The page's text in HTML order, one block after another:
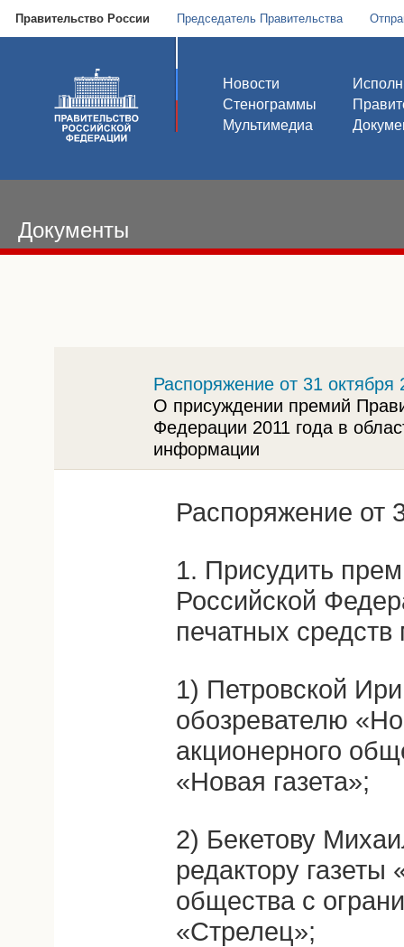
Правительство России Председатель Правительства
Новости
Стенограммы
Мультимедиа
Документы
Распоряжение от 31
О присуждении премий
Федерации 2011 года в
информации
Распоряжение от
1. Присудить
Российской
печатных
1) Петровской
обозревателю
акционерного
«Новая газета»;
2) Бекетову
редактору
общества с
«Стрелец»;